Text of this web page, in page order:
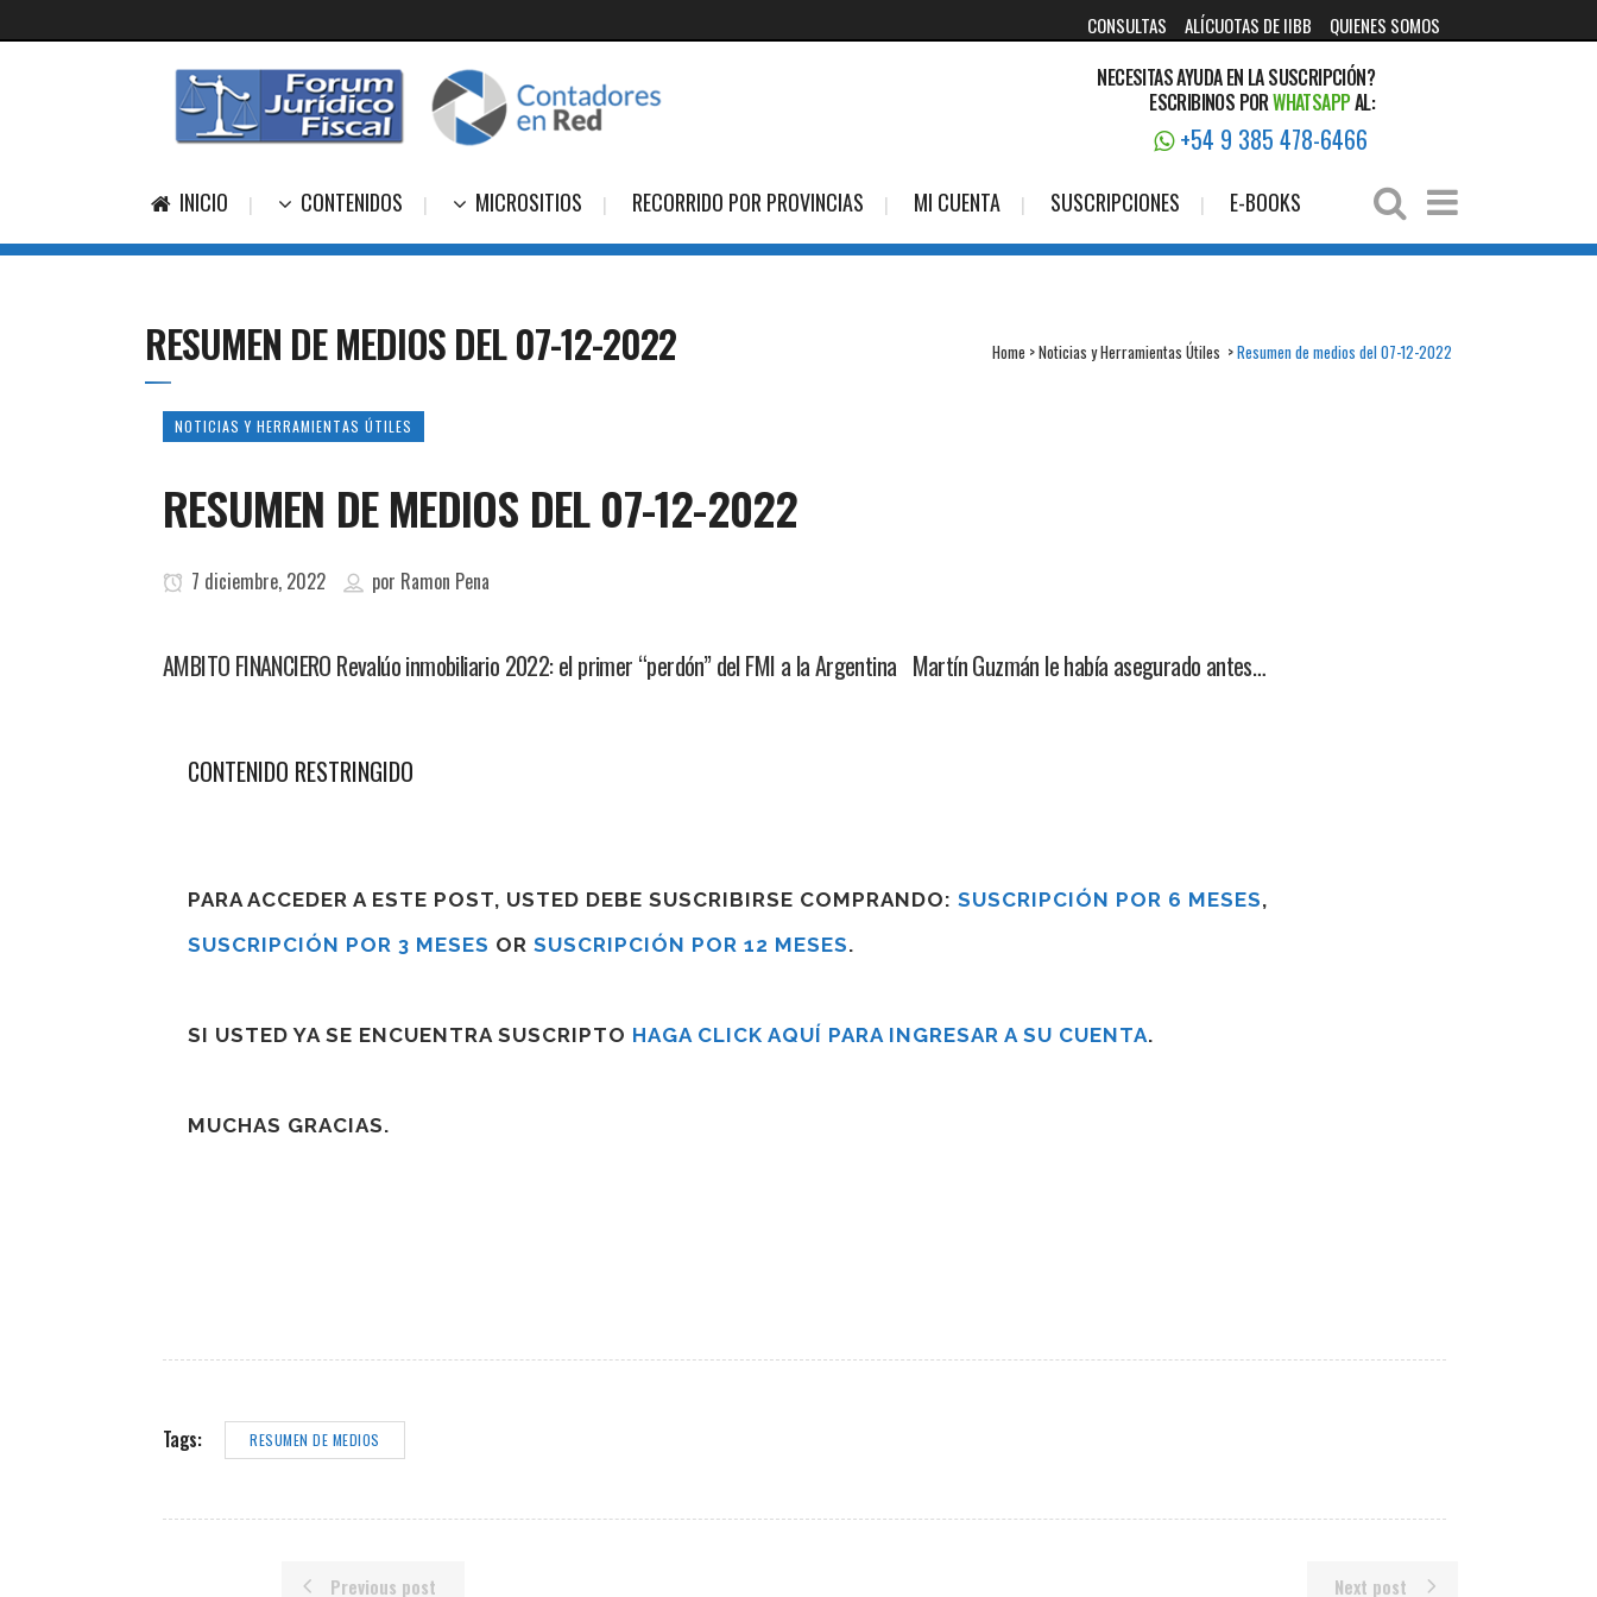
CONSULTAS ALÍCUOTAS DE IIBB QUIENES SOMOS
NECESITAS AYUDA EN LA SUSCRIPCIÓN?
ESCRIBINOS PORWHATSAPPAL:
+54 9 385 478-6466
INICIO CONTENIDOS MICROSITIOS RECORRIDO POR PROVINCIAS MI CUENTA SUSCRIPCIONES E-BOOKS
RESUMEN DE MEDIOS DEL 07-12-2022 Home >Noticias y Herramientas Útiles >Resumen de medios del 07-12-2022
NOTICIAS Y HERRAMIENTAS ÚTILES
RESUMEN DE MEDIOS DEL 07-12-2022
7 diciembre, 2022 por Ramon Pena
AMBITO FINANCIERO Revalúo inmobiliario 2022: el primer “perdón” del FMI a la Argentina Martín Guzmán le había asegurado antes…
CONTENIDO RESTRINGIDO
PARA ACCEDER A ESTE POST, USTED DEBE SUSCRIBIRSE COMPRANDO: SUSCRIPCIÓN POR 6 MESES,
SUSCRIPCIÓN POR 3 MESES OR SUSCRIPCIÓN POR 12 MESES.
SI USTED YA SE ENCUENTRA SUSCRIPTO HAGA CLICK AQUÍ PARA INGRESAR A SU CUENTA.
MUCHAS GRACIAS.
Tags: RESUMEN DE MEDIOS
Previous post Next post